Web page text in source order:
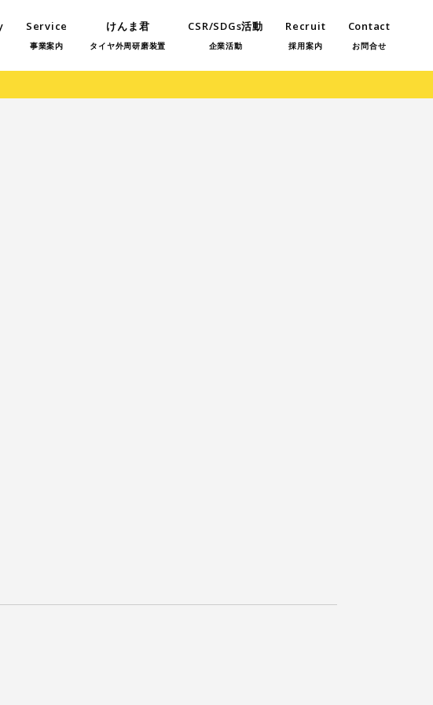
Service
事業案内
けんま君
タイヤ外周研磨装置
CSR/SDGs活動
企業活動
Recruit
採用案内
Contact
お問合せ